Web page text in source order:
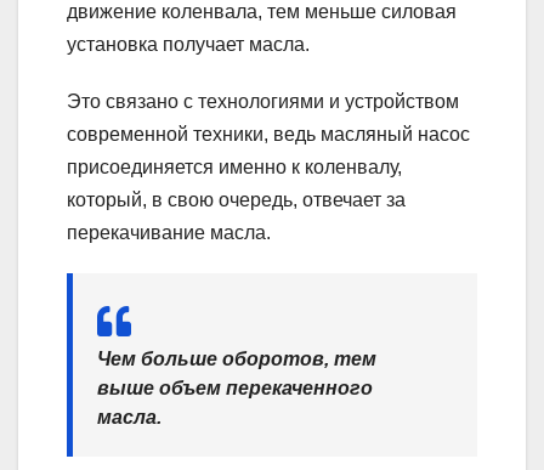
движение коленвала, тем меньше силовая
установка получает масла.
Это связано с технологиями и устройством
современной техники, ведь масляный насос
присоединяется именно к коленвалу,
который, в свою очередь, отвечает за
перекачивание масла.
Чем больше оборотов, тем
выше объем перекаченного
масла.